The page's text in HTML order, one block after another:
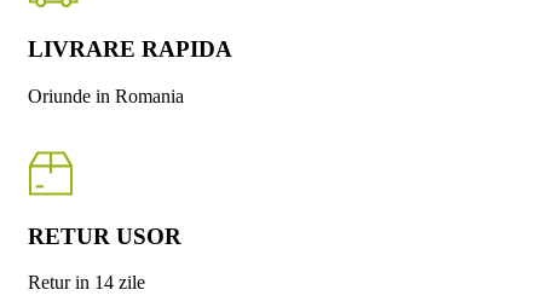
LIVRARE RAPIDA
Oriunde in Romania
RETUR USOR
Retur in 14 zile